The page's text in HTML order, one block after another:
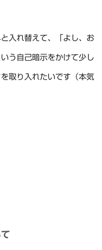
入れ替えて、「よし、お
う自己暗示をかけて少し
取り入れたいです（本気